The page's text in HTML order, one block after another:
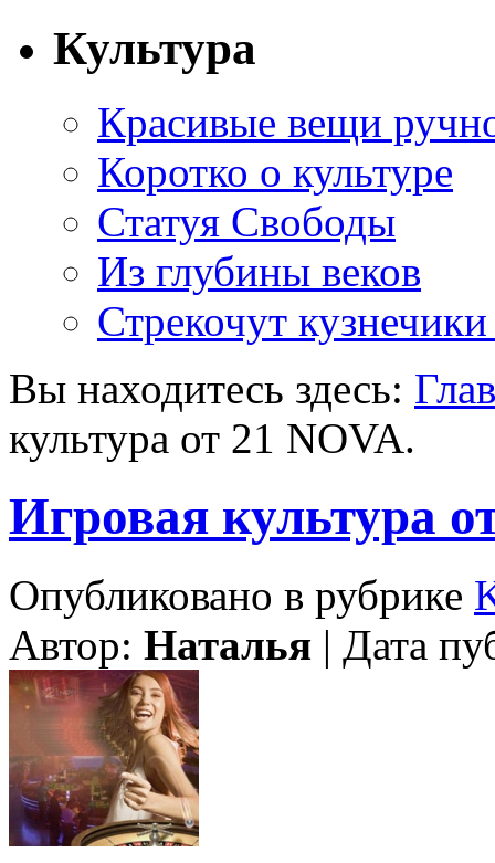
Культура
Красивые вещи
Коротко о культуре
Статуя Свободы
Из глубины веков
Стрекочут
Вы находитесь здесь:
культура от 21 NOVA.
Игровая культура
Опубликовано в рубрике
Автор: Наталья | Дата